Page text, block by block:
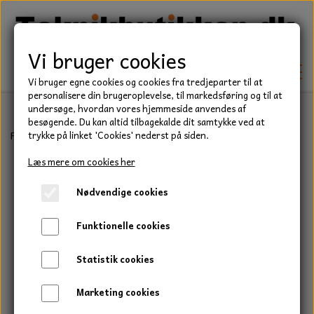
TEKNIK
KILEREMME
LEJER
PAKDÅSER
LÅSERINGE
BEFÆSTELSE
HAVE/PARK
UNIVERSALE REMME TIL PLÆNEKLIPPER OG
HAVETRAKTOR
TRAKTOR/ENTREPRENØR
Forside Befæstelse Bolte Stålbolt, Rustfri, A2
Vi bruger cookies
Vi bruger egne cookies og cookies fra tredjeparter til at
personalisere din brugeroplevelse, til markedsføring og til at
undersøge, hvordan vores hjemmeside anvendes af
besøgende. Du kan altid tilbagekalde dit samtykke ved at
trykke på linket 'Cookies' nederst på siden.
Læs mere om cookies her
Nødvendige cookies
Funktionelle cookies
Statistik cookies
Marketing cookies